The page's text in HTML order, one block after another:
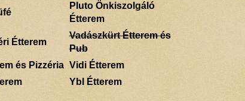
Pluto Önkiszolgáló
Étterem
Étterem
Vadászkürt Étterem és
Pub
és Pizzéria Vidi Étterem
Ybl Étterem